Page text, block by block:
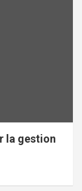
la gestion